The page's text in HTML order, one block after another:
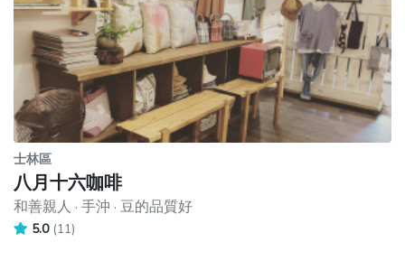
士林區
八月十六咖啡
和善親人 · 手沖 · 豆的品質好
5.0 (11)